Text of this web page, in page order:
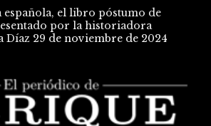
española, el libro póstumo de
por la historiadora
Díaz 29 de noviembre de 2024